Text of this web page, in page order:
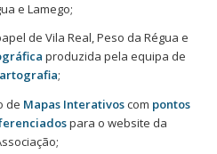
e Lamego;
de Vila Real, Peso da Régua e
produzida pela equipa de
;
de Mapas Interativoscom pontos
para o website da